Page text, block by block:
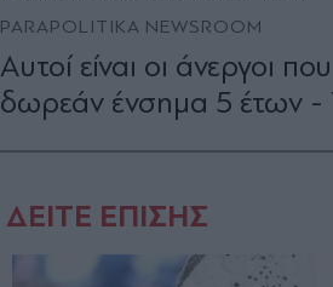
PARAPOLITIKA NEWSROOM
Αυτοί είναι οι άνεργοι
δωρεάν ένσημα 5 έτων -